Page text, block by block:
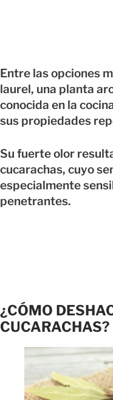
Entre las opciones
laurel, una planta
conocida en la
sus propiedades
Su fuerte olor
cucarachas, cuyo
especialmente
penetrantes.
¿CÓMO
CUCARACHAS?